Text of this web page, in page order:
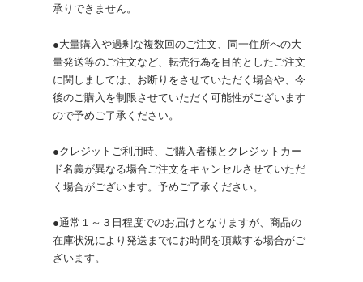
承りできません。
●大量購入や過剰な複数回のご注文、同一住所への大
量発送等のご注文など、転売行為を目的としたご注文
に関しましては、お断りをさせていただく場合や、今
後のご購入を制限させていただく可能性がございます
ので予めご了承ください。
●クレジットご利用時、ご購入者様とクレジットカー
ド名義が異なる場合ご注文をキャンセルさせていただ
く場合がございます。予めご了承ください。
●通常１～３日程度でのお届けとなりますが、商品の
在庫状況により発送までにお時間を頂戴する場合がご
ざいます。